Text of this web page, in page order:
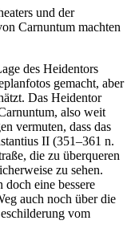
und der
Carnuntum machten
des Heidentors
gemacht, aber
Das Heidentor
also weit
vermuten, dass das
II (351–361 n.
die zu überqueren
zu sehen.
eine bessere
auch noch über die
vom